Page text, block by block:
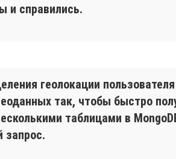
и справились.
геолокации
так, чтобы быстро
таблицами в
запрос.